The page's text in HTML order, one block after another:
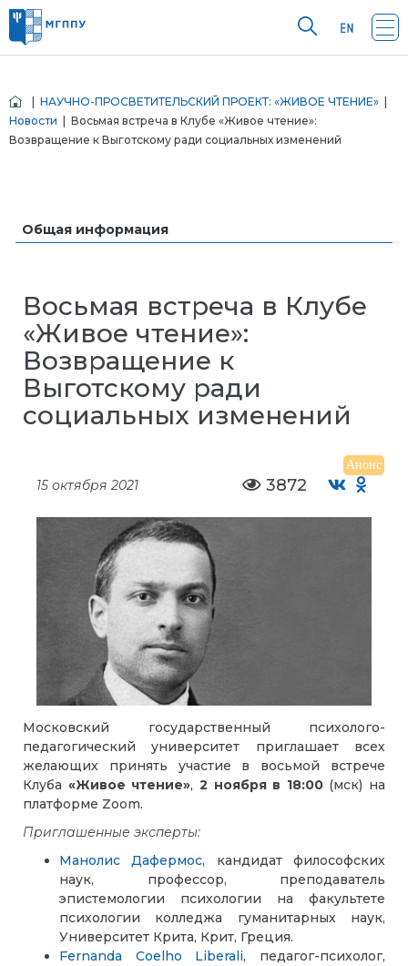
НАУЧНО-ПРОСВЕТИТЕЛЬСКИЙ ПРОЕКТ: «ЖИВОЕ ЧТЕНИЕ»
Новости | Восьмая встреча в Клубе «Живое чтение»:
Возвращение к Выготскому ради социальных изменений
Общая информация
Восьмая встреча в Клубе
«Живое чтение»:
Возвращение к
Выготскому ради
социальных изменений
Анонс
15 октября 2021 3872
Московский государственный психолого-
педагогический университет приглашает всех
желающих принять участие в восьмой встрече
Клуба «Живое чтение», 2 ноября в 18:00(мск) на
платформе Zoom.
Приглашенные эксперты:
Манолис Дафермос, кандидат философских
наук, профессор, преподаватель
эпистемологии психологии на факультете
психологии колледжа гуманитарных наук,
Университет Крита, Крит, Греция.
Fernanda Coelho Liberali, педагог-психолог,